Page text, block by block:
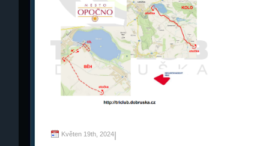
Květen 19th, 2024|